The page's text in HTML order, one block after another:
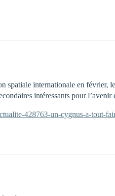
spatiale internationale en février,
intéressants pour l’avenir
428763-un-cygnus-a-tout-